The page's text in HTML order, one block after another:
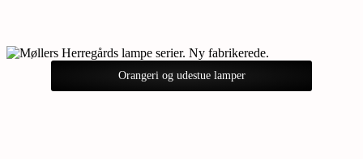
Orangeri og udestue lamper